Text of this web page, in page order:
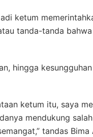
ketum
tanda-tanda
hingga
ketum itu, saya
mendukung
tandas Bima